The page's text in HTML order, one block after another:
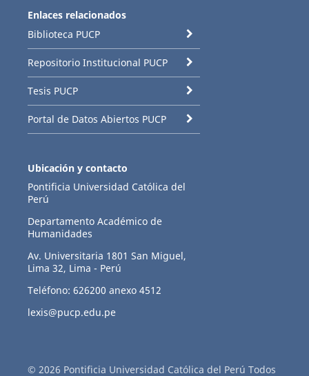
Enlaces relacionados
Biblioteca PUCP
Repositorio Institucional PUCP
Tesis PUCP
Portal de Datos Abiertos PUCP
Ubicación y contacto
Pontificia Universidad Católica del
Perú
Departamento Académico de
Humanidades
Av. Universitaria 1801 San Miguel,
Lima 32, Lima - Perú
Teléfono: 626200 anexo 4512
lexis@pucp.edu.pe
© 2026 Pontificia Universidad Católica del Perú Todos